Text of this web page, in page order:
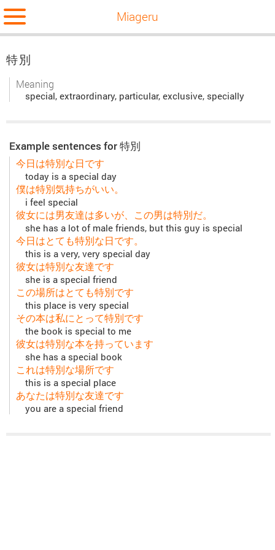
Miageru
特別
Meaning
special, extraordinary, particular, exclusive, specially
Example sentences for 特別
今日は特別な日です
today is a special day
僕は特別気持ちがいい。
i feel special
彼女には男友達は多いが、この男は特別だ。
she has a lot of male friends, but this guy is special
今日はとても特別な日です。
this is a very, very special day
彼女は特別な友達です
she is a special friend
この場所はとても特別です
this place is very special
その本は私にとって特別です
the book is special to me
彼女は特別な本を持っています
she has a special book
これは特別な場所です
this is a special place
あなたは特別な友達です
you are a special friend